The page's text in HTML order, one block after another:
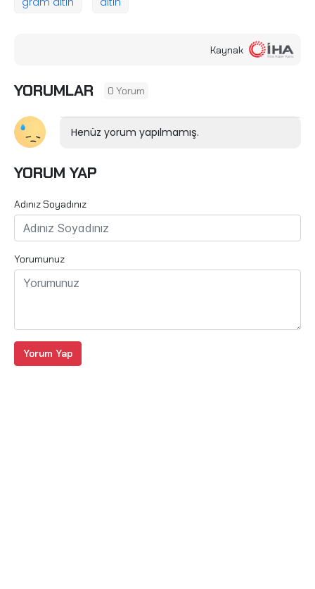
Kaynak
YORUMLAR 0 Yorum
Henüz yorum yapılmamış.
YORUM YAP
Adınız Soyadınız
Yorumunuz
Yorum Yap